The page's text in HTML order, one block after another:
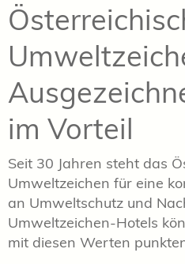
im Vorteil
Seit 30 Jahren steht das
Umweltzeichen für eine
an Umweltschutz und
Umweltzeichen-Hotels
mit diesen Werten